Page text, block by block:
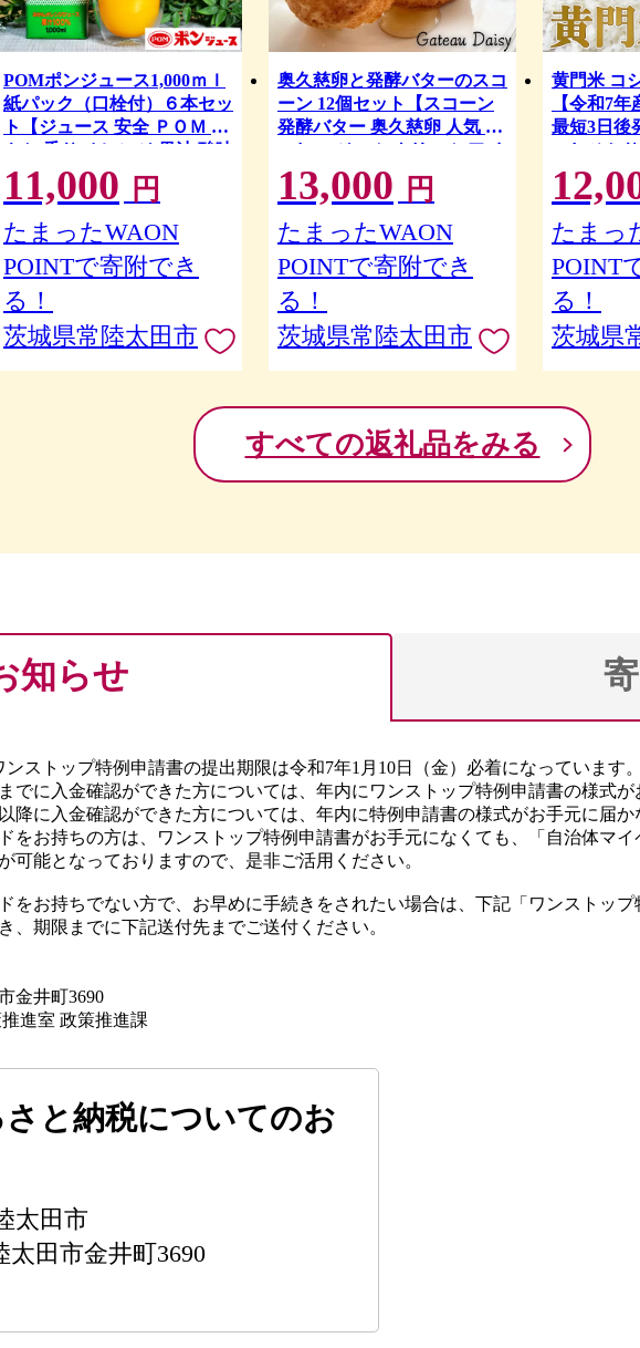
POMポンジュース1,000ｍｌ
紙パック（口栓付）６本セッ
ト【ジュース 安全 ＰＯＭ 爽
やか 香り オレンジ 果汁 酸味
甘味 バランス 温州みかん ブ
レンド コク 味わい 冷蔵庫 ド
アポケット 出し入れしやす
い スクエアタイプ キャップ
付き ファミリーサイズ 子ど
も 茨城県 常陸太田市】
11,000 円
たまったWAON
POINTで寄附でき
る！
茨城県常陸太田市
奥久慈卵と発酵バターのスコ
ーン 12個セット【スコーン
発酵バター 奥久慈卵 人気 お
いしい ジャム クリーム アイ
ス 紅茶 冷凍 アフタヌーンテ
ィー 牛乳 茨城県 常陸太田
市】
13,000 円
たまったWAON
POINTで寄附でき
る！
茨城県常陸太田市
黄門米 コ
【令和7
最短3日後
こしひか
め コメ お
り寄せ 贈
ごはん 贈
い 米どこ
米 水戸黄
常陸太田
たまっ
POINT
る！
茨城県
すべての返礼品をみる
知らせ
ンストップ特例申請書の提出期限は令和7年1月10日（金）必着になっています
でに入金確認ができた方については、年内にワンストップ特例申請書の様式
降に入金確認ができた方については、年内に特例申請書の様式がお手元に届
をお持ちの方は、ワンストップ特例申請書がお手元になくても、「自治体マ
可能となっておりますので、是非ご活用ください。
をお持ちでない方で、お早めに手続きをされたい場合は、下記「ワンストッ
、期限までに下記送付先までご送付ください。
金井町3690
進室 政策推進課
と納税についてのお
太田市
田市金井町3690